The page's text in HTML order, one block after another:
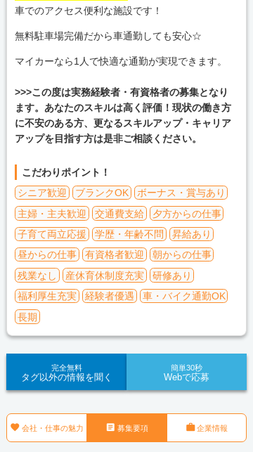
車でのアクセス便利な施設です！
無料駐車場完備だから車通勤しても安心☆
マイカーなら1人で快適な通勤が実現できます。
>>>この度は実務経験者・有資格者の募集となり
ます。あなたのスキルは高く評価！現状の働き方
に不安のある方、更なるスキルアップ・キャリア
アップを目指す方は是非ご相談ください。
こだわりポイント！
シニア歓迎
ブランクOK
ボーナス・賞与あり
主婦・主夫歓迎
交通費支給
夕方からの仕事
子育て両立応援
学歴・年齢不問
昇給あり
昼からの仕事
有資格者歓迎
朝からの仕事
残業なし
産休育休制度充実
研修あり
福利厚生充実
経験者優遇
車・バイク通勤OK
長期
完全無料
タグ以外の情報を聞く
簡単30秒
Webで応募
 会社・仕事の魅力  募集要項 企業情報